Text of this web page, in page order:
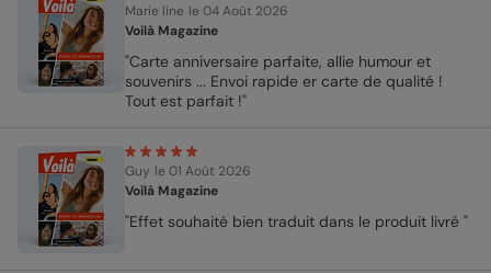
Marie line le 04 Août 2026
Voilà Magazine
"Carte anniversaire parfaite, allie humour et
souvenirs ... Envoi rapide er carte de qualité !
Tout est parfait !"
Guy le 01 Août 2026
Voilà Magazine
"Effet souhaité bien traduit dans le produit livré "